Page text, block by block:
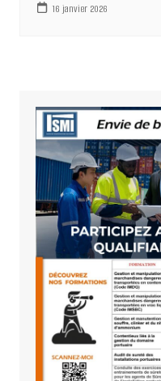
16 janvier 2026